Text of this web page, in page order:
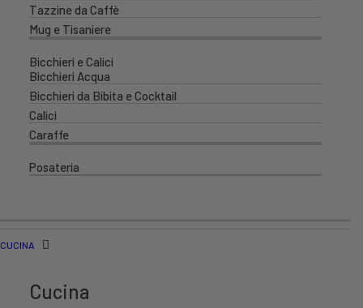
Tazzine da Caffè
Mug e Tisaniere
Bicchieri e Calici
Bicchieri Acqua
Bicchieri da Bibita e Cocktail
Calici
Caraffe
Posateria
CUCINA
Cucina